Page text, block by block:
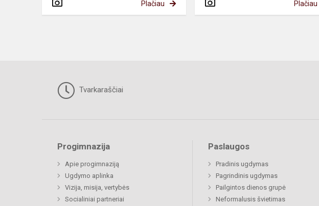
Plačiau Plačiau
Tvarkaraščiai
Progimnazija
Apie progimnaziją
Ugdymo aplinka
Vizija, misija, vertybės
Socialiniai partneriai
Paslaugos
Pradinis ugdymas
Pagrindinis ugdymas
Pailgintos dienos grupė
Neformalusis švietimas